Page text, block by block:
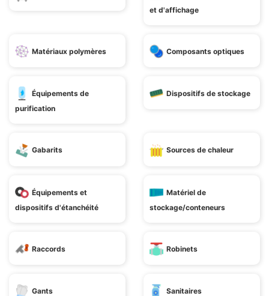
et d'affichage
Matériaux polymères Composants optiques
Équipements de
purification
Dispositifs de stockage
Gabarits Sources de chaleur
Équipements et
dispositifs d'étanchéité
Matériel de
stockage/conteneurs
Raccords Robinets
Gants Sanitaires